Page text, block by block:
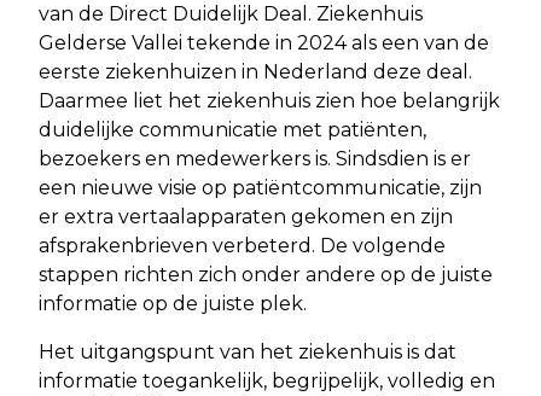
van de Direct Duidelijk Deal. Ziekenhuis
Gelderse Vallei tekende in 2024 als een van de
eerste ziekenhuizen in Nederland deze deal.
Daarmee liet het ziekenhuis zien hoe belangrijk
duidelijke communicatie met patiënten,
bezoekers en medewerkers is. Sindsdien is er
een nieuwe visie op patiëntcommunicatie, zijn
er extra vertaalapparaten gekomen en zijn
afsprakenbrieven verbeterd. De volgende
stappen richten zich onder andere op de juiste
informatie op de juiste plek.
Het uitgangspunt van het ziekenhuis is dat
informatie toegankelijk, begrijpelijk, volledig en